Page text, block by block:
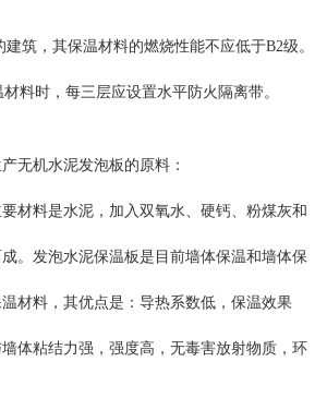
建筑，其保温材料的燃烧性能不应低于B2级。
料时，每三层应设置水平防火隔离带。
无机水泥发泡板的原料：
材料是水泥，加入双氧水、硬钙、粉煤灰和
。发泡水泥保温板是目前墙体保温和墙体保
材料，其优点是：导热系数低，保温效果
体粘结力强，强度高，无毒害放射物质，环